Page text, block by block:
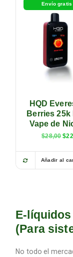
Envío gratis
HQD
Berries 25k
Vape de
$28,00 $
Añadir al
E-
(Para
No todo el